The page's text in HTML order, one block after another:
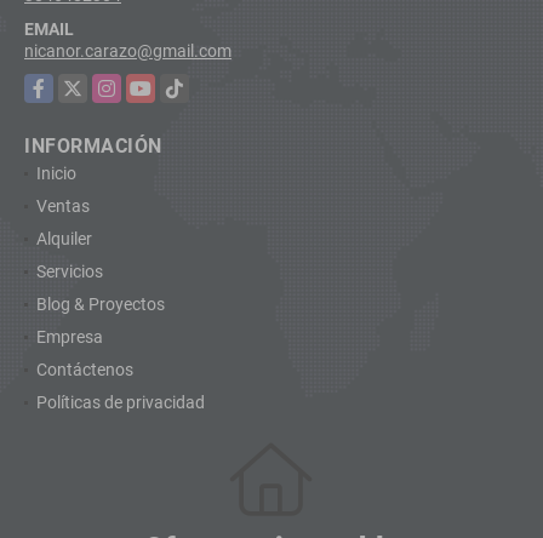
EMAIL
nicanor.carazo@gmail.com
Facebook
X Instagram
YouTubeTikTok
INFORMACIÓN
Inicio
Ventas
Alquiler
Servicios
Blog & Proyectos
Empresa
Contáctenos
Políticas de privacidad